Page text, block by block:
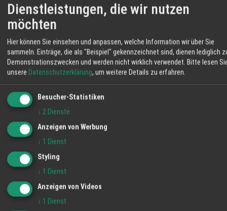
Schmuck-Unikate für Persönlichkeiten – seit 1999
Keine Beiträge von Wolfschmiede Manufaktur GmbH
Dienstleistungen, die wir nutzen
möchten
Hier können Sie einsehen und anpassen, welche Information wir über Sie
sammeln. Einträge, die als "Beispiel" gekennzeichnet sind, dienen lediglich
Demonstrationszwecken und werden nicht wirklich verwendet. Bitte lesen
unsere Datenschutzerklärung, um weitere Details zu erfahren.
Besucher-Statistiken
↓ 2 Dienste
Anzeigen von Werbung
↓ 1 Dienst
Styling
↓ 1 Dienst
Anzeigen von Videos
↓ 1 Dienst